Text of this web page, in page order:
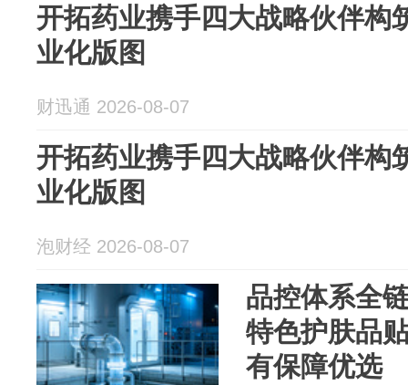
开拓药业携手四大战略伙伴构
业化版图
财迅通 2026-08-07
开拓药业携手四大战略伙伴构
业化版图
泡财经 2026-08-07
品控体系全
特色护肤品
有保障优选